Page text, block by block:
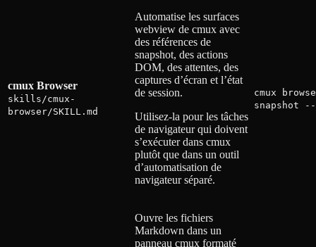
cmux Browser
skills/cmux-
browser/SKILL.md
Automatise les surfaces
webview de cmux avec
des références de
snapshot, des actions
DOM, des attentes, des
captures d’écran et l’état
de session.
Utilisez-la pour les tâches
de navigateur qui doivent
s’exécuter dans cmux
plutôt que dans un outil
d’automatisation de
navigateur séparé.
cmux
snapshot
Ouvre les fichiers
Markdown dans un
panneau cmux formaté